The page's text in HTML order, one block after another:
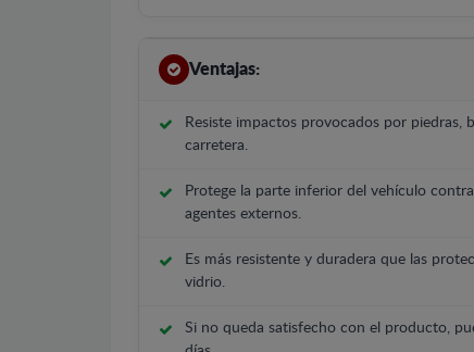
Ventajas:
Resiste impactos provocados por piedras,
carretera.
Protege la parte inferior del vehículo
agentes externos.
Es más resistente y duradera que las
vidrio.
Si no queda satisfecho con el producto,